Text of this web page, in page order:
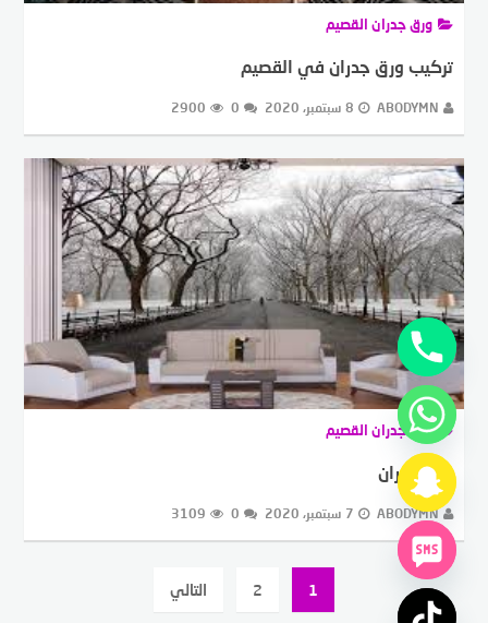
ورق جدران القصيم
تركيب ورق جدران في القصيم
ABODYMN 8 سبتمبر، 2020 0
2900
ورق جدران القصيم
ورق جدران
ABODYMN 7 سبتمبر، 2020 0
3109
Posts
pagination
1
2 التالي